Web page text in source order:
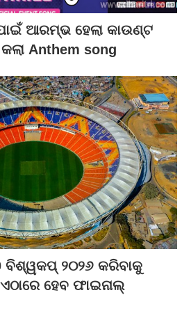
ଆରମ୍ଭ ହେଲା କାଉଣ୍ଟ
Anthem song
ବିଶ୍ୱକପ୍ ୨୦୨୬ କରିବାକୁ
ହେବ ଫାଇନାଲ୍